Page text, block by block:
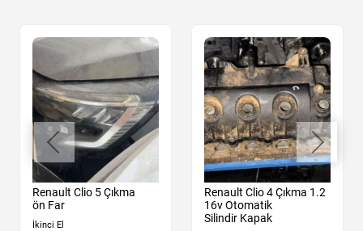
Renault Clio 5 Çıkma
ön Far
İkinci El
Renault Clio 4 Çıkma 1.2
16v Otomatik
Silindir Kapak